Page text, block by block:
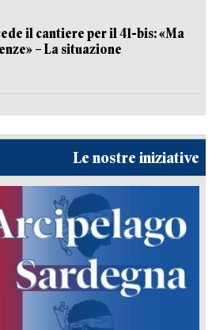
il cantiere per il 41-bis: «Ma
– La situazione
Le nostre iniziative